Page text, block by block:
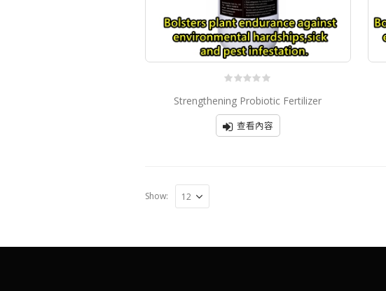
out
of
Strengthening Probiotic Fertilizer
查看內容
Show: